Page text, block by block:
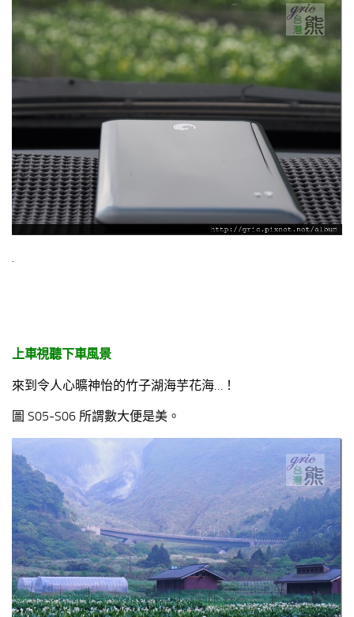
上車視聽下車風景
來到令人心曠神怡的竹子湖海芋花海…！
圖 S05-S06 所謂數大便是美。